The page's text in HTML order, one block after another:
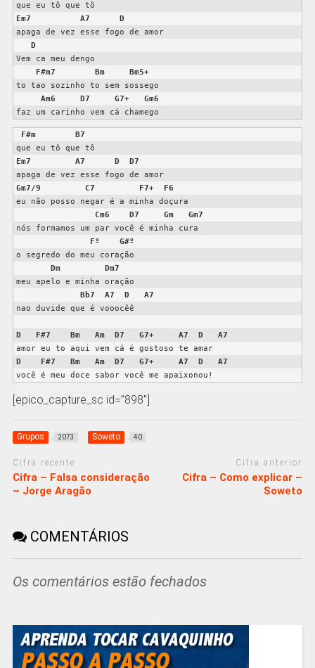
Em7
A7
D
apaga de vez esse fogo de amor
D
Vem ca meu dengo
F#m7
Bm
Bm5+
to tao sozinho to sem sossego
Am6
D7 G7+
Gm6
F#m
B7
Em7
A7 D
D7
apaga de vez esse fogo de amor
Gm7/9
C7 F7+
F6
eu não posso negar é a minha doçura
Cm6
D7 Gm
Gm7
nós formamos um par você é minha cura
Fº
G#º
o segredo do meu coração
Dm
Dm7
meu apelo e minha oração
Bb7
A7 D
A7
nao duvide que é vooocêê
D F#7 Bm Am D7 G7+ A7 D
A7
amor eu to aqui vem cá é gostoso te amar
D
F#7 Bm Am D7 G7+ A7 D
A7
você é meu doce sabor você me apaixonou!
[epico_capture_sc id=”898″]
Grupos 2073 Soweto 40
Cifra recente
Cifra – Falsa consideração
– Jorge Aragão
Cifra anterior
Cifra – Como explicar –
Soweto
COMENTÁRIOS
Os comentários estão fechados